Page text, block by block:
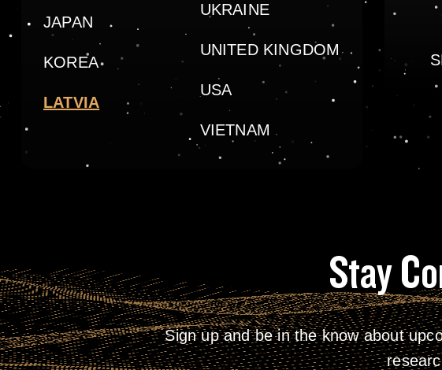
JAPAN
KOREA
LATVIA
UKRAINE
UNITED KINGDOM
USA
VIETNAM
Stay
Sign up and be in the know about